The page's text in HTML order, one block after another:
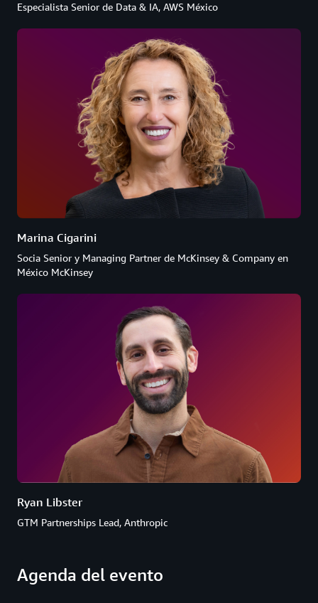
Especialista Senior de Data & IA, AWS México
Marina Cigarini
Socia Senior y Managing Partner de McKinsey & Company en
México McKinsey
Ryan Libster
GTM Partnerships Lead, Anthropic
Agenda del evento